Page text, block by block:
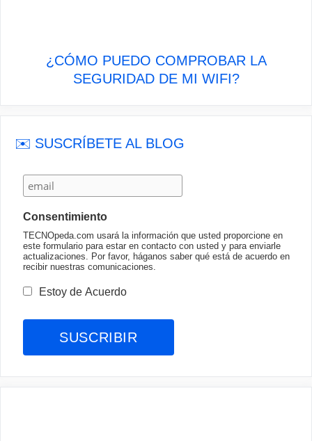
¿CÓMO PUEDO COMPROBAR LA
SEGURIDAD DE MI WIFI?
✉️ SUSCRÍBETE AL BLOG
Consentimiento
TECNOpeda.com usará la información que usted proporcione en
este formulario para estar en contacto con usted y para enviarle
actualizaciones. Por favor, háganos saber qué está de acuerdo en
recibir nuestras comunicaciones.
Estoy de Acuerdo